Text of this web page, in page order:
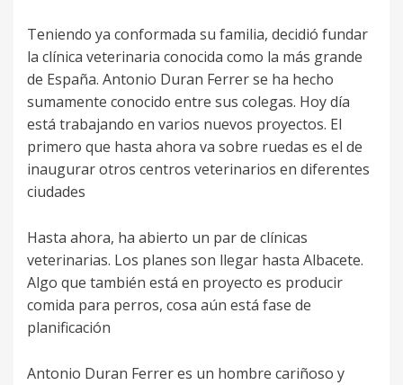
Teniendo ya conformada su familia, decidió fundar
la clínica veterinaria conocida como la más grande
de España. Antonio Duran Ferrer se ha hecho
sumamente conocido entre sus colegas. Hoy día
está trabajando en varios nuevos proyectos. El
primero que hasta ahora va sobre ruedas es el de
inaugurar otros centros veterinarios en diferentes
ciudades
Hasta ahora, ha abierto un par de clínicas
veterinarias. Los planes son llegar hasta Albacete.
Algo que también está en proyecto es producir
comida para perros, cosa aún está fase de
planificación
Antonio Duran Ferrer es un hombre cariñoso y